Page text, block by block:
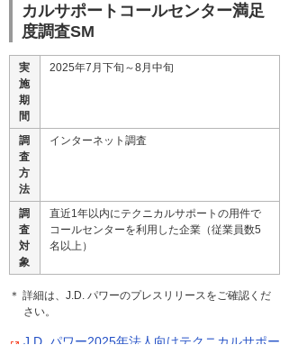
カルサポートコールセンター満足
度調査SM
実
施
期
間
2025年7月下旬～8月中旬
調
査
方
法
インターネット調査
調
査
対
象
直近1年以内にテクニカルサポートの用件で
コールセンターを利用した企業（従業員数5
名以上）
＊ 詳細は、J.D. パワーのプレスリリースをご確認くだ
さい。
J.D. パワー2025年法人向けテクニカルサポー